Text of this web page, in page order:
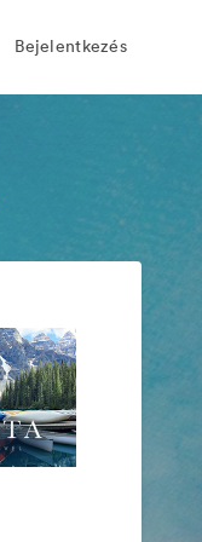
Bejelentkezés